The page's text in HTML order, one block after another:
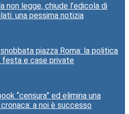
non legge, chiude l’edicola di
una pessima notizia
piazza Roma: la politica
festa e case private
“censura” ed elimina una
a noi è successo